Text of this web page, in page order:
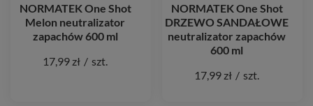
NORMATEK One Shot
Melon neutralizator
zapachów 600 ml
17,99 zł / szt.
NORMATEK One Shot
DRZEWO SANDAŁOWE
neutralizator zapachów
600 ml
17,99 zł / szt.